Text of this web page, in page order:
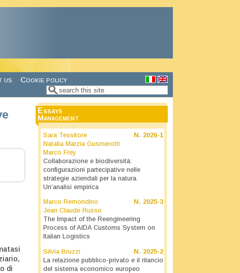
us Cookie policy
Search form
Search
di
Essays
Management
N. 2026-1
Sara Tessitore
Natalia Marzia Gusmerotti
Marco Frey
Collaborazione e biodiversità:
configurazioni partecipative nelle
strategie aziendali per la natura.
Un’analisi empirica
N. 2025-3
Marco Remondino
Jean Claude Russo
The Impact of the Reengineering
Process of AIDA Customs System on
Italian Logistics
N. 2025-2
Silvia Bruzzi
La relazione pubblico-privato e il rilancio
del sistema economico europeo